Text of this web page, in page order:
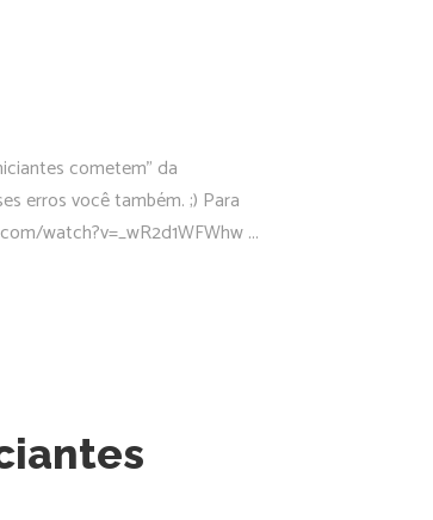
cometem" da
erros você também. ;) Para
watch?v=_wR2d1WFWhw